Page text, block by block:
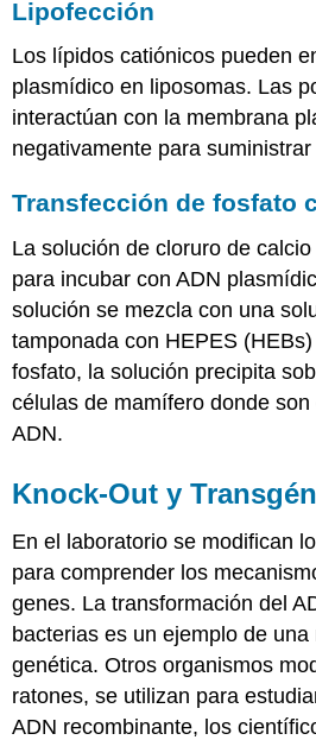
Lipofección
Los lípidos catiónicos pueden
plasmídico en liposomas. Las
interactúan con la membrana
negativamente para
Transfección de fosfato
La solución de cloruro de
para incubar con ADN
solución se mezcla con una
tamponada con HEPES
fosfato, la solución precipita
células de mamífero donde son
ADN.
Knock-Out y
En el laboratorio se modifican
para comprender los
genes. La transformación del
bacterias es un ejemplo de una
genética. Otros organismos
ratones, se utilizan para
ADN recombinante, los